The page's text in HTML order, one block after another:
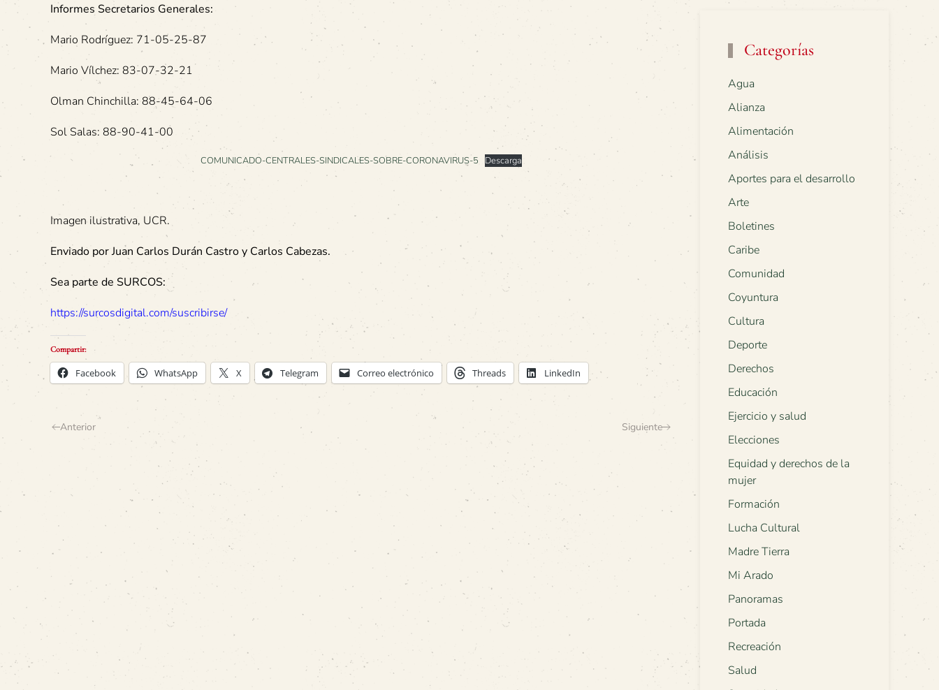
Informes Secretarios Generales:
Mario Rodríguez: 71-05-25-87
Mario Vílchez: 83-07-32-21
Olman Chinchilla: 88-45-64-06
Sol Salas: 88-90-41-00
COMUNICADO-CENTRALES-SINDICALES-SOBRE-CORONAVIRUS-5 Descarga
Imagen ilustrativa, UCR.
Enviado por Juan Carlos Durán Castro y Carlos Cabezas.
Sea parte de SURCOS:
https://surcosdigital.com/suscribirse/
Compartir:
Facebook WhatsApp X Telegram Correo electrónico Threads LinkedIn
Anterior Siguiente
Categorías
Agua
Alianza
Alimentación
Análisis
Aportes para el desarrollo
Arte
Boletines
Caribe
Comunidad
Coyuntura
Cultura
Deporte
Derechos
Educación
Ejercicio y salud
Elecciones
Equidad y derechos de la
mujer
Formación
Lucha Cultural
Madre Tierra
Mi Arado
Panoramas
Portada
Recreación
Salud